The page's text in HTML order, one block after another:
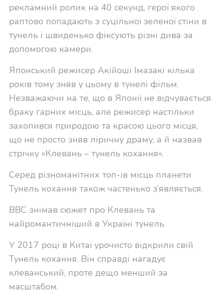
рекламний ролик на 40 секунд, герої якого
раптово попадають з суцільної зеленої стіни в
тунель і швиденько фіксують різні дива за
допомогою камери.
Японський режисер Акійоші Імазакі кілька
років тому зняв у цьому в тунелі фільм.
Незважаючи на те, що в Японії не відчувається
браку гарних місць, але режисер настільки
захопився природою та красою цього місця,
що не просто зняв ліричну драму, а й назвав
стрічку «Клевань – тунель кохання».
Серед різноманітних топ-ів місць планети
Тунель кохання також частенько з’являється.
BBC знімав сюжет про Клевань та
найромантичніший в Україні тунель.
У 2017 році в Китаї урочисто відкрили свій
Тунель кохання. Він справді нагадує
клеванський, проте дещо менший за
масштабом.